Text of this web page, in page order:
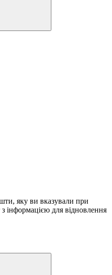
яку ви вказували при
інформацією для відновлення